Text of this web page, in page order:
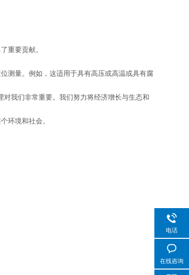
重要贡献。
测量。例如，这适用于具有高压或高温或具有腐
我们非常重要。我们努力将经济增长与生态和
环境和社会。
电话
在线咨询